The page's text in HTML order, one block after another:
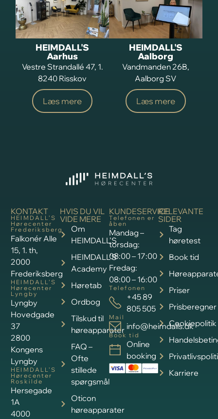
HEIMDALL'S
Aarhus
Vestre Strandallé 47, 1.
8240 Risskov
Læs mere
HEIMDALL'S
Aalborg
Vandmanden 26B,
Aalborg SV
Læs mere
KONTAKT
HEIMDALL’S
Hørecenter
Frederiksberg
Falkonér Alle
15, 1. th,
2000
Frederiksberg
HEIMDALL’S
Hørecenter
Lyngby
Lyngby
Hovedgade
37
2800
Kongens
Lyngby
HEIMDALL’S
Hørecenter
Roskilde
Hersegade
1A
4000
RELEVANTE
SIDER
Tag
høretest
Book tid
Priser
Prisberegner
Cookiepolitik
Karriere
HVIS DU VIL
VIDE MERE
Om
HEIMDALL’S
HEIMDALL’S
Academy
Høretab
Ordbog
Tilskud til
høreapparater
FAQ –
Ofte
stillede
spørgsmål
Oticon
høreapparater
KUNDESERVICE
Telefonen er
åben
Mandag –
torsdag:
08:00 – 17:00
Fredag:
08:00 – 16:00
Telefonen
+45 89
805 505
Mail
info@heimdalls.dk
Book tid
Online
booking